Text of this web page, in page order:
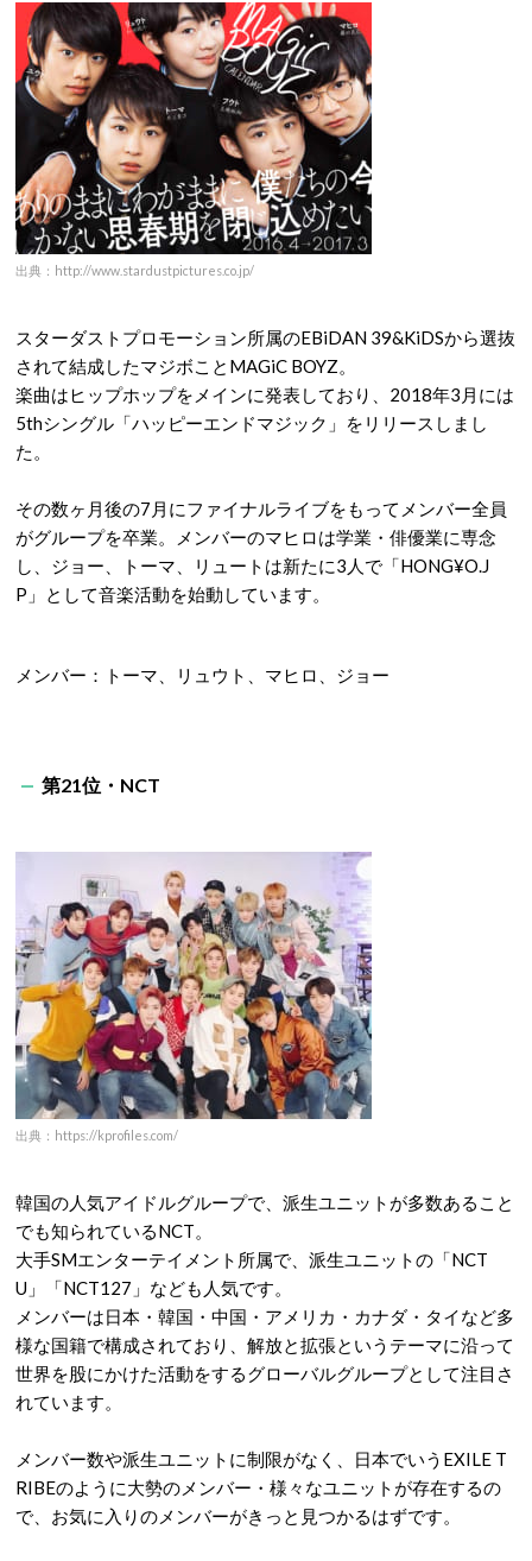
出典：http://www.stardustpictures.co.jp/
スターダストプロモーション所属のEBiDAN 39&KiDSから選抜
されて結成したマジボことMAGiC BOYZ。
楽曲はヒップホップをメインに発表しており、2018年3月には
5thシングル「ハッピーエンドマジック」をリリースしまし
た。
その数ヶ月後の7月にファイナルライブをもってメンバー全員
がグループを卒業。メンバーのマヒロは学業・俳優業に専念
し、ジョー、トーマ、リュートは新たに3人で「HONG¥O.J
P」として音楽活動を始動しています。
メンバー：トーマ、リュウト、マヒロ、ジョー
第21位・NCT
出典：https://kprofiles.com/
韓国の人気アイドルグループで、派生ユニットが多数あること
でも知られているNCT。
大手SMエンターテイメント所属で、派生ユニットの「NCT
U」「NCT127」なども人気です。
メンバーは日本・韓国・中国・アメリカ・カナダ・タイなど多
様な国籍で構成されており、解放と拡張というテーマに沿って
世界を股にかけた活動をするグローバルグループとして注目さ
れています。
メンバー数や派生ユニットに制限がなく、日本でいうEXILE T
RIBEのように大勢のメンバー・様々なユニットが存在するの
で、お気に入りのメンバーがきっと見つかるはずです。